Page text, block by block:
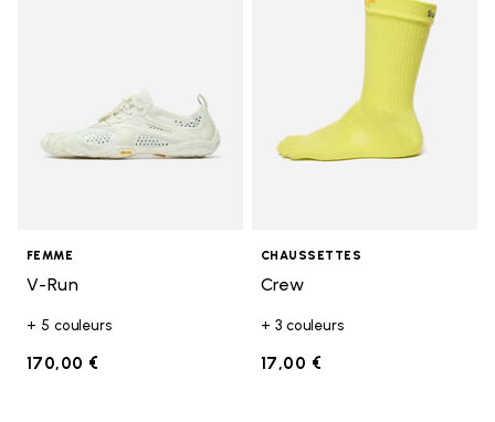
FEMME
V-Run
+ 5 couleurs
170,00 €
CHAUSSETTES
Crew
+ 3 couleurs
17,00 €